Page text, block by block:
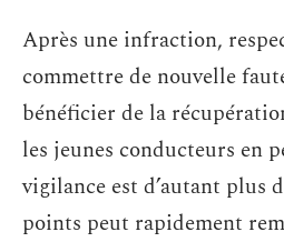
Après une infraction,
commettre de nouvelle
bénéficier de la
les jeunes conducteurs en
vigilance est d’autant plus
points peut rapidement